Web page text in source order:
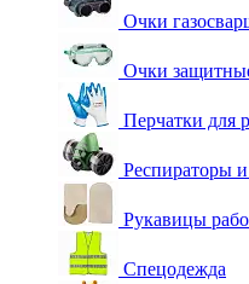
Очки
Очки
Перчатки для
Респираторы
Рукавицы
Спецодежда